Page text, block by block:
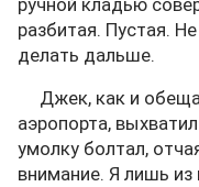
разбитая. Пустая.
делать дальше.
Джек, как и
аэропорта,
умолку болтал,
внимание. Я лишь